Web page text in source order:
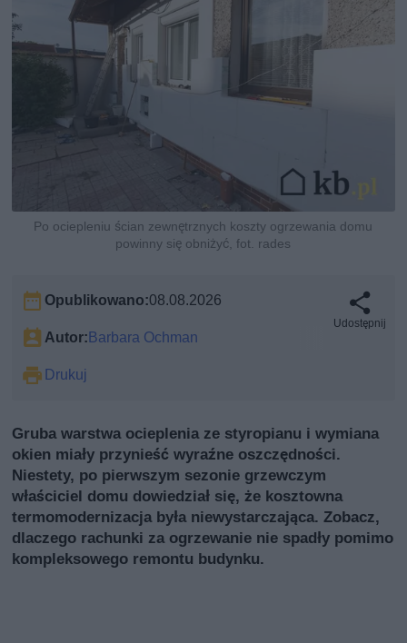
Po ociepleniu ścian zewnętrznych koszty ogrzewania domu
powinny się obniżyć, fot. rades
Opublikowano:08.08.2026
Autor:Barbara Ochman
Drukuj
Udostępnij
Gruba warstwa ocieplenia ze styropianu i wymiana
okien miały przynieść wyraźne oszczędności.
Niestety, po pierwszym sezonie grzewczym
właściciel domu dowiedział się, że kosztowna
termomodernizacja była niewystarczająca. Zobacz,
dlaczego rachunki za ogrzewanie nie spadły pomimo
kompleksowego remontu budynku.